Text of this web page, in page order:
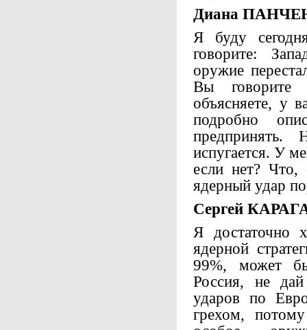
Диана
Я буду
говорите:
оружие
Вы говорите
объясняете, у
подробно
испугается. У
если нет? Что,
ядерный удар
Сергей
Я достаточно
ядерной
99%, может
Россия, не
ударов по
грехом,